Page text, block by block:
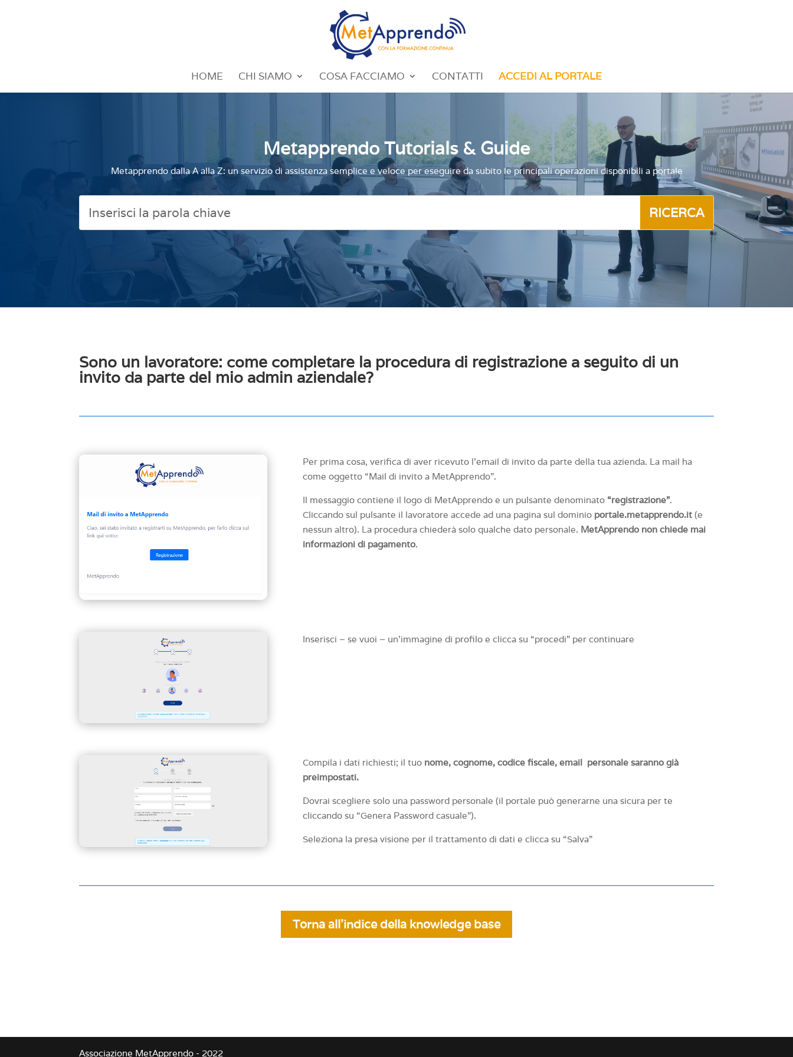
HOME CHI SIAMO COSA FACCIAMO CONTATTI ACCEDI AL PORTALE
Metapprendo Tutorials & Guide
Metapprendo dalla A alla Z: un servizio di assistenza semplice e veloce per eseguire da subito le principali operazioni disponibili a portale
Sono un lavoratore: come completare la procedura di registrazione a seguito di un
invito da parte del mio admin aziendale?
Per prima cosa, verifica di aver ricevuto l’email di invito da parte della tua azienda. La mail ha
come oggetto “Mail di invito a MetApprendo”.
Il messaggio contiene il logo di MetApprendo e un pulsante denominato “registrazione”.
Cliccando sul pulsante il lavoratore accede ad una pagina sul dominio portale.metapprendo.it(e
nessun altro). La procedura chiederà solo qualche dato personale. MetApprendo non chiede mai
informazioni di pagamento.
Inserisci – se vuoi – un’immagine di profilo e clicca su “procedi” per continuare
Compila i dati richiesti; il tuo nome, cognome, codice fiscale, email personale saranno già
preimpostati.
Dovrai scegliere solo una password personale (il portale può generarne una sicura per te
cliccando su “Genera Password casuale”).
Seleziona la presa visione per il trattamento di dati e clicca su “Salva”
Torna all'indice della knowledge base
Associazione MetApprendo - 2022